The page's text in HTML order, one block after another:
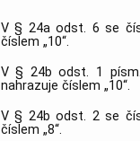
V § 24a odst. 6 se
číslem „10“.
V § 24b odst. 1
nahrazuje číslem „10“.
V § 24b odst. 2 se
číslem „8“.